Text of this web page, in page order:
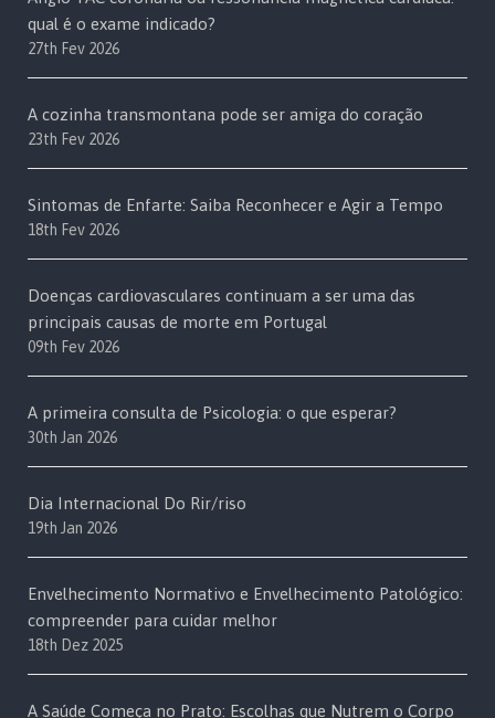
qual é o exame indicado?
27th Fev 2026
A cozinha transmontana pode ser amiga do coração
23th Fev 2026
Sintomas de Enfarte: Saiba Reconhecer e Agir a Tempo
18th Fev 2026
Doenças cardiovasculares continuam a ser uma das
principais causas de morte em Portugal
09th Fev 2026
A primeira consulta de Psicologia: o que esperar?
30th Jan 2026
Dia Internacional Do Rir/riso
19th Jan 2026
Envelhecimento Normativo e Envelhecimento Patológico:
compreender para cuidar melhor
18th Dez 2025
A Saúde Começa no Prato: Escolhas que Nutrem o Corpo